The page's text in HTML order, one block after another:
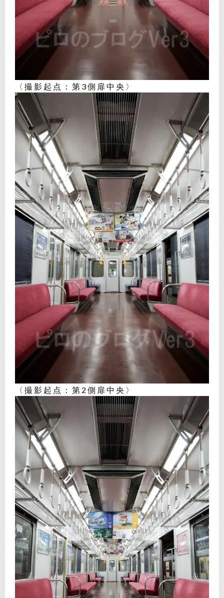
〈撮影起点：第3側扉中央〉
〈撮影起点：第2側扉中央〉